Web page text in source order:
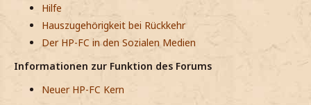
Hilfe
Hauszugehörigkeit bei Rückkehr
Der HP-FC in den Sozialen Medien
Informationen zur Funktion des Forums
Neuer HP-FC Kern